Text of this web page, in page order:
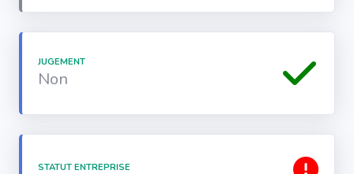
JUGEMENT
Non
STATUT ENTREPRISE